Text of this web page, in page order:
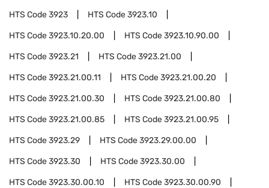
HTS Code3923 HTS Code3923.10
HTS Code3923.10.20.00 HTS Code3923.10.90.00
HTS Code3923.21 HTS Code3923.21.00
HTS Code3923.21.00.11 HTS Code3923.21.00.20
HTS Code3923.21.00.30 HTS Code3923.21.00.80
HTS Code3923.21.00.85 HTS Code3923.21.00.95
HTS Code3923.29 HTS Code3923.29.00.00
HTS Code3923.30 HTS Code3923.30.00
HTS Code3923.30.00.10 HTS Code3923.30.00.90